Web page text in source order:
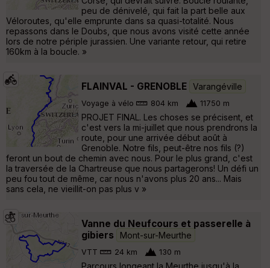
peu de dénivelé, qui fait la part belle aux
Véloroutes, qu'elle emprunte dans sa quasi-totalité. Nous
repassons dans le Doubs, que nous avons visité cette année
lors de notre périple jurassien. Une variante retour, qui retire
160km à la boucle. »
FLAINVAL - GRENOBLE Varangéville
Voyage à vélo 804 km 11750 m
PROJET FINAL. Les choses se précisent, et
c'est vers la mi-juillet que nous prendrons la
route, pour une arrivée début août à
Grenoble. Notre fils, peut-être nos fils (?)
feront un bout de chemin avec nous. Pour le plus grand, c'est
la traversée de la Chartreuse que nous partagerons! Un défi un
peu fou tout de même, car nous n'avons plus 20 ans... Mais
sans cela, ne vieillit-on pas plus v »
Vanne du Neufcours et passerelle à
gibiers
Mont-sur-Meurthe
VTT 24 km 130 m
Parcours longeant la Meurthe jusqu'à la